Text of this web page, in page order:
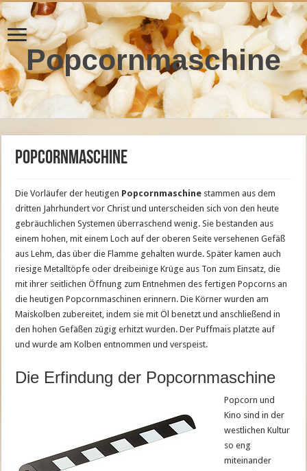
Popcornmaschine
Popcornmaschine
Die Vorläufer der heutigen Popcornmaschine stammen aus dem
dritten Jahrhundert vor Christ und unterscheiden sich von den heute
gebräuchlichen Systemen überraschend wenig. Sie bestanden aus
einem hohen, mit einem Loch auf der oberen Seite versehenen Gefäß
aus Lehm, das über die Flamme gehalten wurde. Später kamen auch
riesige Metalltöpfe oder dreibeinige Krüge aus Ton zum Einsatz, die
mit ihrer seitlichen Öffnung zum Entnehmen des fertigen Popcorns an
die heutigen Popcornmaschinen erinnern. Die Körner wurden am
Maiskolben zubereitet, indem sie mit Öl benetzt und anschließend in
den hohen Gefäßen zügig erhitzt wurden. Der Puffmais platzte auf
und wurde am Kolben entnommen und verspeist.
Die Erfindung der Popcornmaschine
Popcorn und
Kino sind in der
westlichen Kultur
so eng
miteinander